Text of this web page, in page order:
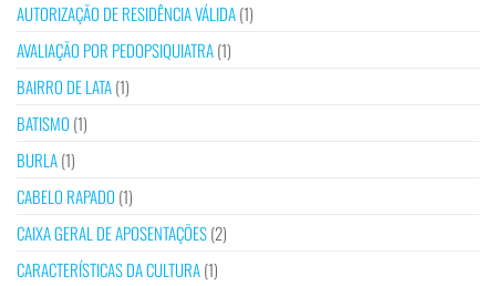
AUTORIZAÇÃO DE RESIDÊNCIA VÁLIDA(1)
AVALIAÇÃO POR PEDOPSIQUIATRA(1)
BAIRRO DE LATA(1)
BATISMO (1)
BURLA(1)
CABELO RAPADO (1)
CAIXA GERAL DE APOSENTAÇÕES(2)
CARACTERÍSTICAS DA CULTURA(1)